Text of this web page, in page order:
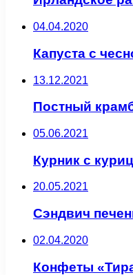
04.04.2020
Капуста с
13.12.2021
Постный
05.06.2021
Курник с
20.05.2021
Сэндвич
02.04.2020
Конфеты